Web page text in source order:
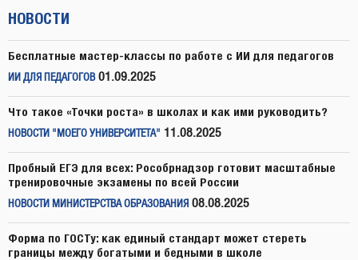
НОВОСТИ
Бесплатные мастер-классы по работе с ИИ для педагогов
ИИ ДЛЯ ПЕДАГОГОВ 01.09.2025
Что такое «Точки роста» в школах и как ими руководить?
НОВОСТИ "МОЕГО УНИВЕРСИТЕТА" 11.08.2025
Пробный ЕГЭ для всех: Рособрнадзор готовит масштабные
тренировочные экзамены по всей России
НОВОСТИ МИНИСТЕРСТВА ОБРАЗОВАНИЯ 08.08.2025
Форма по ГОСТу: как единый стандарт может стереть
границы между богатыми и бедными в школе